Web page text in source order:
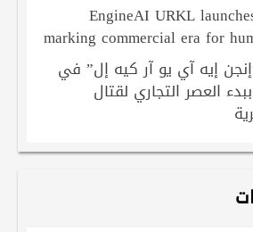
EngineAI URKL
marking commercial era for
إيه آي يو آر كيه إل” في
العصر التجاري لقتال